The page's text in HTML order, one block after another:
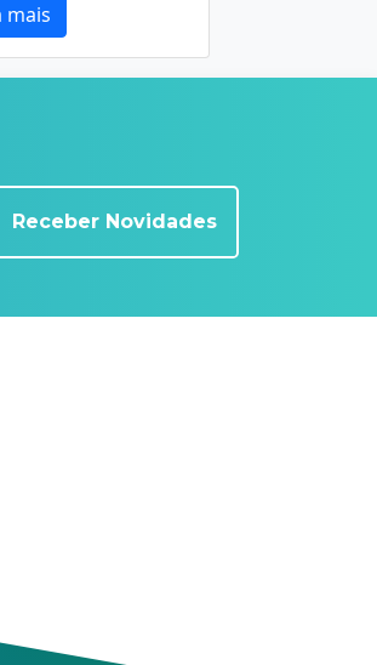
mais
Receber Novidades